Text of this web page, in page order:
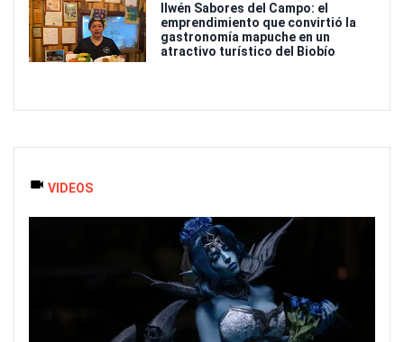
Ilwén Sabores del Campo: el
emprendimiento que convirtió la
gastronomía mapuche en un
atractivo turístico del Biobío
VIDEOS